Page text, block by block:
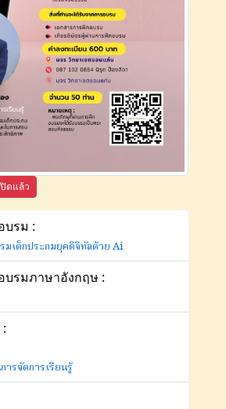
ปิดแล้ว
บรม :
มเด็กประถมยุคดิจิทัลด้วย Ai
รมภาษาอังกฤษ :
ารจัดการเรียนรู้